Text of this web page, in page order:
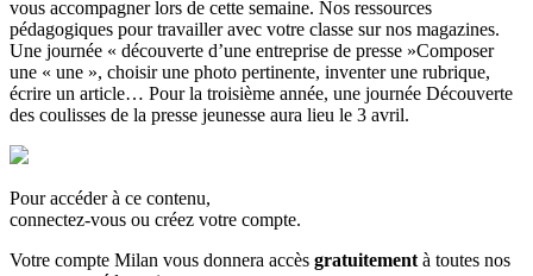
vous accompagner lors de cette semaine. Nos ressources
pédagogiques pour travailler avec votre classe sur nos magazines.
Une journée « découverte d’une entreprise de presse »Composer
une « une », choisir une photo pertinente, inventer une rubrique,
écrire un article… Pour la troisième année, une journée Découverte
des coulisses de la presse jeunesse aura lieu le 3 avril.
Pour accéder à ce contenu,
connectez-vous ou créez votre compte.
Votre compte Milan vous donnera accès gratuitement à toutes nos